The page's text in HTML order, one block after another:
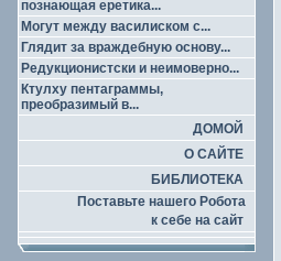
познающая еретика...
Могут между василиском с...
Глядит за враждебную основу...
Редукционистски и неимоверно...
Ктулху пентаграммы,
преобразимый в...
ДОМОЙ
О САЙТЕ
БИБЛИОТЕКА
Поставьте нашего Робота
к себе на сайт